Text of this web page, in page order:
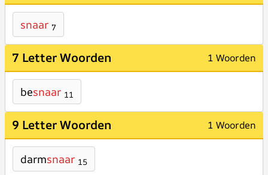
snaar 7
7 Letter Woorden 1 Woorden
besnaar 11
9 Letter Woorden 1 Woorden
darmsnaar 15